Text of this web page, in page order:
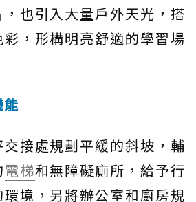
也引入大量戶外天光，搭
，形構明亮舒適的學習場
能
接處規劃平緩的斜坡，輔
電梯和無障礙廁所，給予行
境，另將辦公室和廚房規